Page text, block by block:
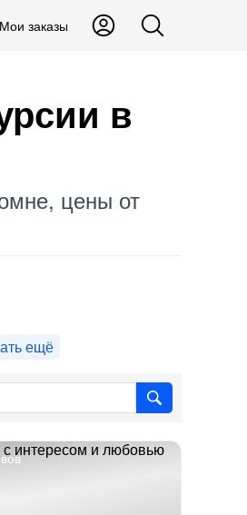
Мои заказы
в
цены от
ещё